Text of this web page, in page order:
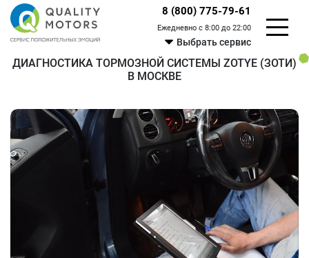
8 (800) 775-79-61
Ежедневно с 8:00 до 22:00
Выбрать сервис
ДИАГНОСТИКА ТОРМОЗНОЙ СИСТЕМЫ ZOTYE (ЗОТИ)
В МОСКВЕ